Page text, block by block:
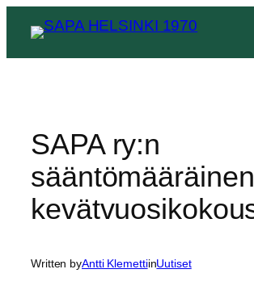
sisältöön
SAPA ry:n
sääntömääräinen
Written byAntti KlemettiinUutiset